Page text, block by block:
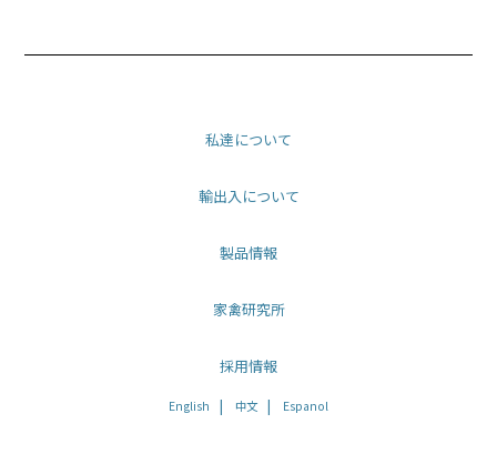
私達について
輸出入について
製品情報
家禽研究所
採用情報
English 中文 Espanol